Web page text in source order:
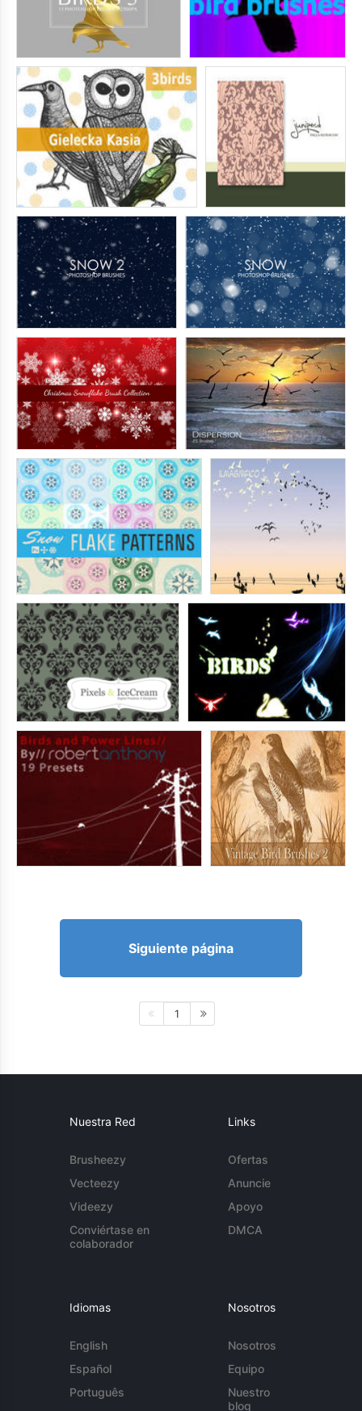
Siguiente página
1
Nuestra Red
Brusheezy
Vecteezy
Videezy
Conviértase en
colaborador
Links
Ofertas
Anuncie
Apoyo
DMCA
Idiomas
English
Español
Português
Nosotros
Nosotros
Equipo
Nuestro
blog